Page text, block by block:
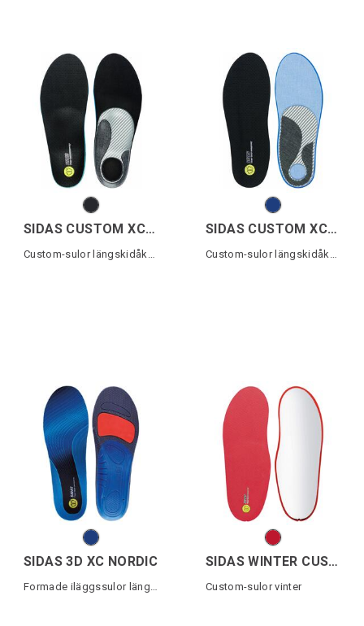
SIDAS CUSTOM XC CLASSIC SIDAS CUSTOM XC SKATING
SIDAS 3D XC NORDIC SIDAS WINTER CUSTOM SKI
Custom-sulor vinter